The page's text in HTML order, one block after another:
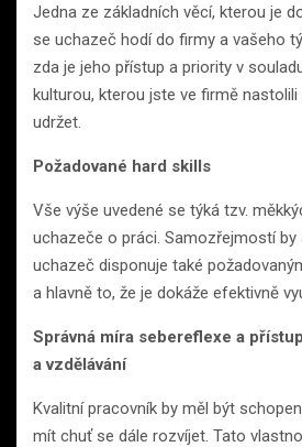
Jedna ze základních věcí, kterou je
se uchazeč hodí do firmy a vašeho
zda je jeho přístup a priority v
kulturou, kterou jste ve firmě
udržet.
Požadované hard skills
Vše výše uvedené se týká tzv.
uchazeče o práci. Samozřejmostí by
uchazeč disponuje také
a hlavně to, že je dokáže efektivně
Správná míra sebereflexe a
a vzdělávání
Kvalitní pracovník by měl být
mít chuť se dále rozvíjet. Tato